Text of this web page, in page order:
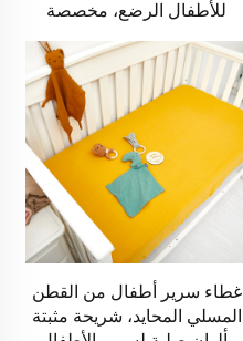
للأطفال الرضع، مخصصة
ومراتب الأطفال الصغار
غطاء سرير أطفال من القطن
المسلي المحايد، شريحة مثبتة